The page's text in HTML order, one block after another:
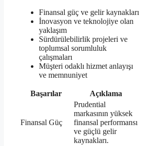
Finansal güç ve gelir kaynakları
İnovasyon ve teknolojiye olan
yaklaşım
Sürdürülebilirlik projeleri ve
toplumsal sorumluluk
çalışmaları
Müşteri odaklı hizmet anlayışı
ve memnuniyet
Başarılar Açıklama
Finansal Güç
Prudential
markasının yüksek
finansal performansı
ve güçlü gelir
kaynakları.